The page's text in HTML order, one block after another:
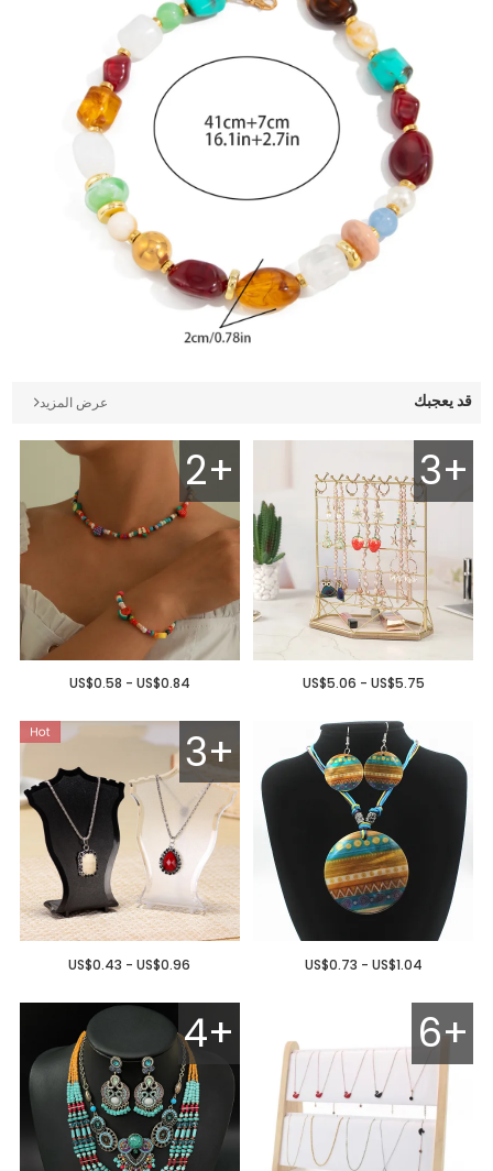
قد يعجبك عرض المزيد
3+
US$5.06 - US$5.75
2+
US$0.58 - US$0.84
US$0.73 - US$1.04
3+
US$0.43 - US$0.96
6+
4+